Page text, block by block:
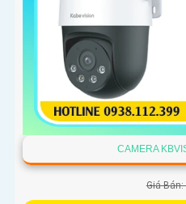
CAMERA
Giá Bán: